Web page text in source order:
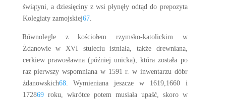
świątyni, a dziesięciny z wsi płynęły odtąd do prepozyta
Kolegiaty zamojskiej67.
Równolegle z kościołem rzymsko-katolickim w
Żdanowie w XVI stuleciu istniała, także drewniana,
cerkiew prawosławna (później unicka), która została po
raz pierwszy wspomniana w 1591 r. w inwentarzu dóbr
żdanowskich68. Wymieniana jeszcze w 1619,1660 i
172869roku, wkrótce potem musiała upaść, skoro w